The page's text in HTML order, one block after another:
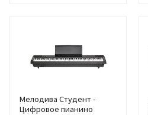
Мелодива Студент -
Цифровое пианино